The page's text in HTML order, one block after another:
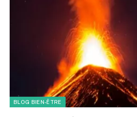
BLOG BIEN-ÊTRE